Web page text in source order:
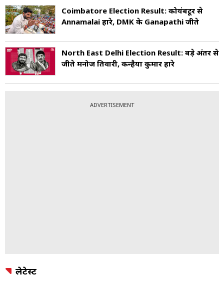
Coimbatore Election Result: कोयंबटूर से
Annamalai हारे, DMK के Ganapathi जीते
North East Delhi Election Result: बड़े अंतर से
जीते मनोज तिवारी, कन्हैया कुमार हारे
ADVERTISEMENT
लेटेस्ट